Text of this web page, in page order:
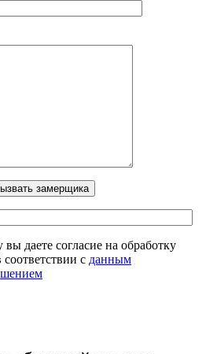
даете согласие на обработку
с данным